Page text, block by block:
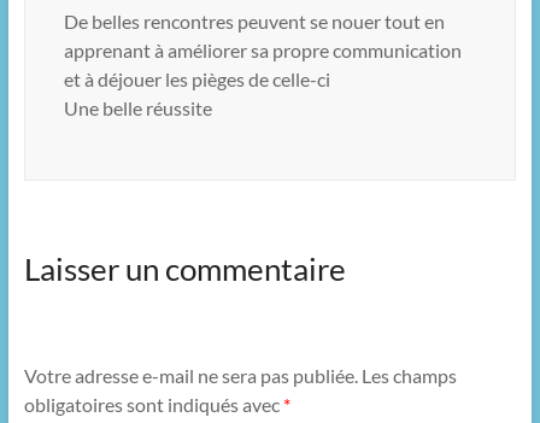
De belles rencontres peuvent se nouer tout en
apprenant à améliorer sa propre communication
et à déjouer les pièges de celle-ci
Une belle réussite
Laisser un commentaire
Votre adresse e-mail ne sera pas publiée. Les champs
obligatoires sont indiqués avec *